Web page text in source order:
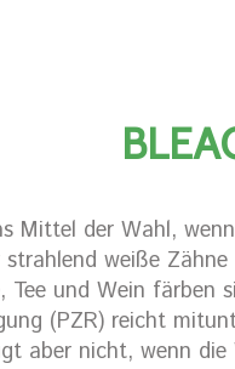
Mittel der Wahl,
weiße
Tee und Wein färben
(PZR) reicht
aber nicht, wenn